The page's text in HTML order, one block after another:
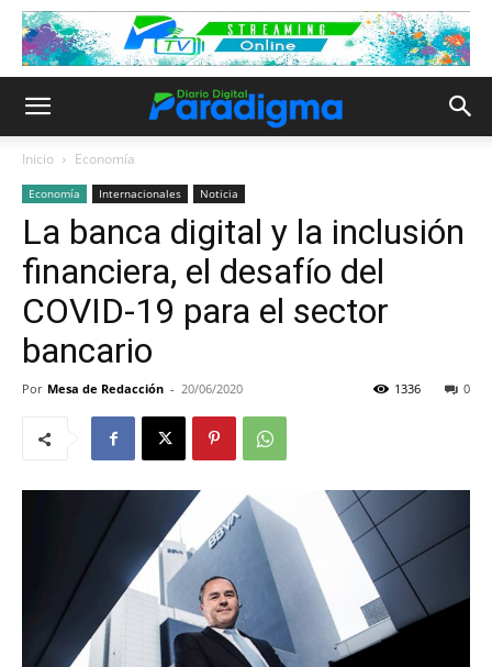
Inicio Economía
Economía Internacionales Noticia
La banca digital y la inclusión
financiera, el desafío del
COVID-19 para el sector
bancario
Por Mesa de Redacción - 20/06/2020 0
1336